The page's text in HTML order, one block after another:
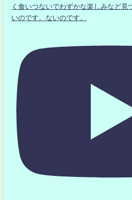
く食いつないでわずかな楽しみなど見
いのです。ないのです。